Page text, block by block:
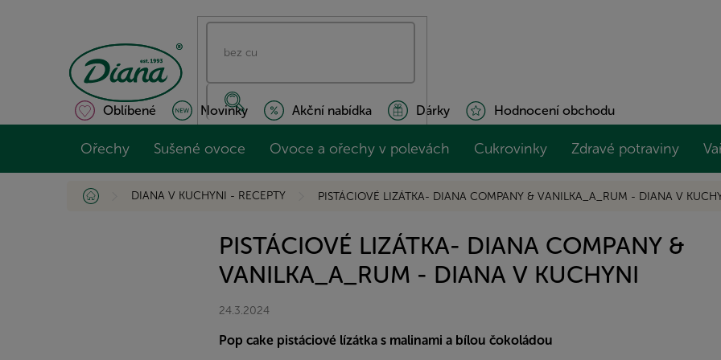
Oblíbené Novinky Akční nabídka Dárky Hodnocení obchodu
Ořechy Sušené ovoce Ovoce a ořechy v polevách Cukrovinky Zdravé potraviny
Domů DIANA V KUCHYNI - RECEPTY PISTÁCIOVÉ LIZÁTKA- DIANA COMPANY & VANILKA_A_RUM - DIANA V
PISTÁCIOVÉ LIZÁTKA- DIANA COMPANY &
VANILKA_A_RUM - DIANA V KUCHYNI
24.3.2024
Pop cake pistáciové lízátka s malinami a bílou čokoládou